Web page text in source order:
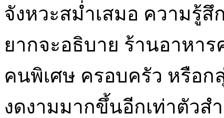
จังหวะสม่ำเสมอ ความรู้สึ
ยากจะอธิบาย ร้านอาหา
คนพิเศษ ครอบครัว หรือก
งดงามมากขึ้นอีกเท่าตัวส